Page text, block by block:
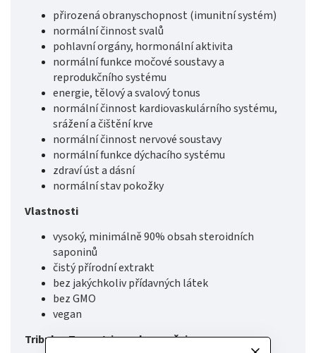
přirozená obranyschopnost (imunitní systém)
normální činnost svalů
pohlavní orgány, hormonální aktivita
normální funkce močové soustavy a
reprodukčního systému
energie, tělový a svalový tonus
normální činnost kardiovaskulárního systému,
srážení a čištění krve
normální činnost nervové soustavy
normální funkce dýchacího systému
zdraví úst a dásní
normální stav pokožky
Vlastnosti
vysoký, minimálně 90% obsah steroidních
saponinů
čistý přírodní extrakt
bez jakýchkoliv přídavných látek
bez GMO
vegan
Tribulus Terrestris se doporučuje pro